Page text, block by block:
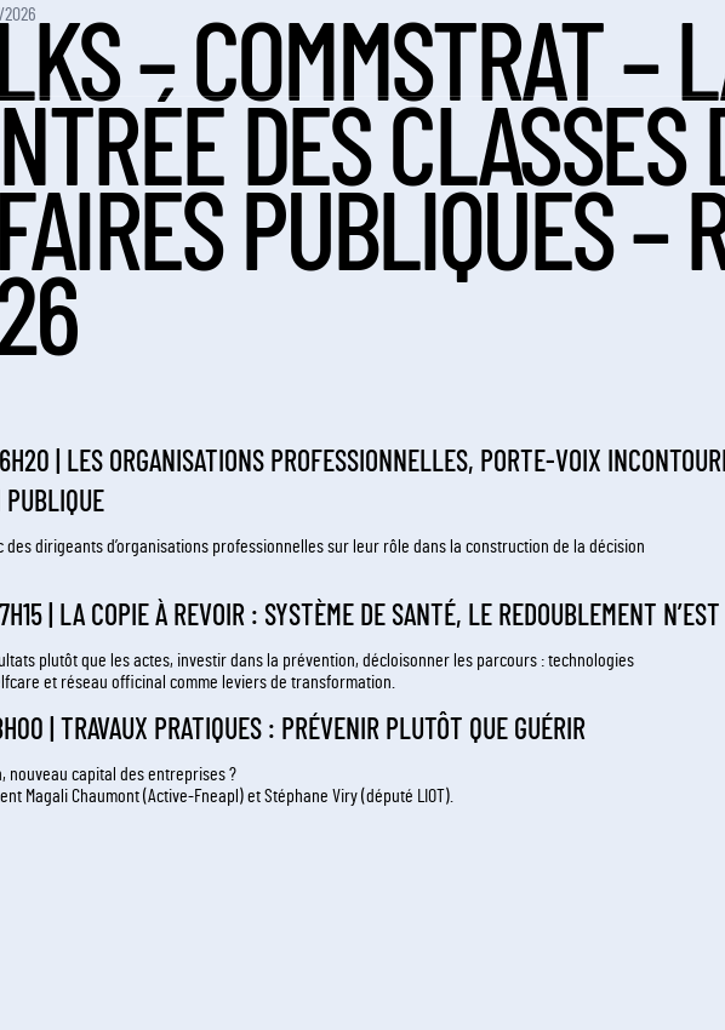
– COMMSTRAT –
DES CLASSES
PUBLIQUES –
| LES ORGANISATIONS PROFESSIONNELLES, PORTE-VOIX
PUBLIQUE
des dirigeants d’organisations professionnelles sur leur rôle dans la construction de la décision
| LA COPIE À REVOIR : SYSTÈME DE SANTÉ, LE REDOUBLEMENT
plutôt que les actes, investir dans la prévention, décloisonner les parcours : technologies
et réseau officinal comme leviers de transformation.
| TRAVAUX PRATIQUES : PRÉVENIR PLUTÔT QUE GUÉRIR
nouveau capital des entreprises ?
Magali Chaumont (Active-Fneapl) et Stéphane Viry (député LIOT).